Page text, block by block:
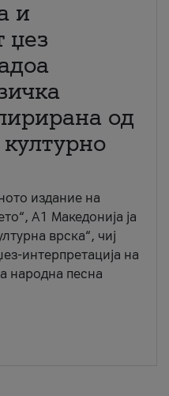
и
џез
од
издание на
А1 Македонија ја
врска“, чиј
интерпретација на
народна песна